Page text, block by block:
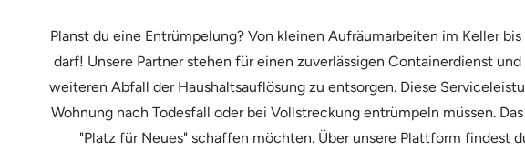
Planst du eine Entrümpelung? Von kleinen Aufräumarbeiten im Keller
darf! Unsere Partner stehen für einen zuverlässigen Containerdienst
weiteren Abfall der Haushaltsauflösung zu entsorgen. Diese
Wohnung nach Todesfall oder bei Vollstreckung entrümpeln müssen.
"Platz für Neues" schaffen möchten. Über unsere Plattform findest